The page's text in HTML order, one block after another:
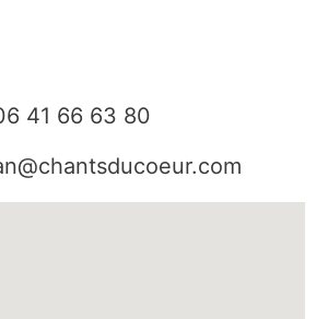
41 66 63 80